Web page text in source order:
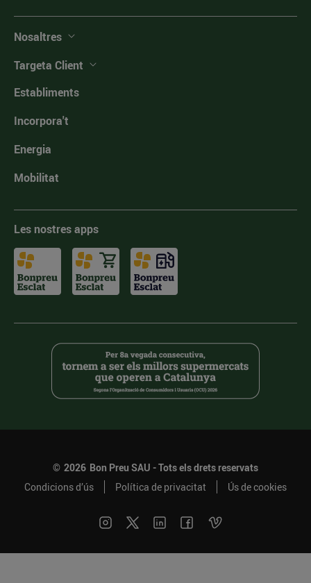
Nosaltres
Targeta Client
Establiments
Incorpora't
Energia
Mobilitat
Les nostres apps
© 2026 Bon Preu SAU - Tots els drets reservats
Condicions d’ús
Política de privacitat Ús de cookies